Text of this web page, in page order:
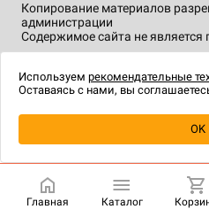
Уведомить
Копирование материалов
администрации
Содержимое сайта не является
технологии.
Главная Каталог
Используем рекомендательные
Оставаясь с нами, вы
OK